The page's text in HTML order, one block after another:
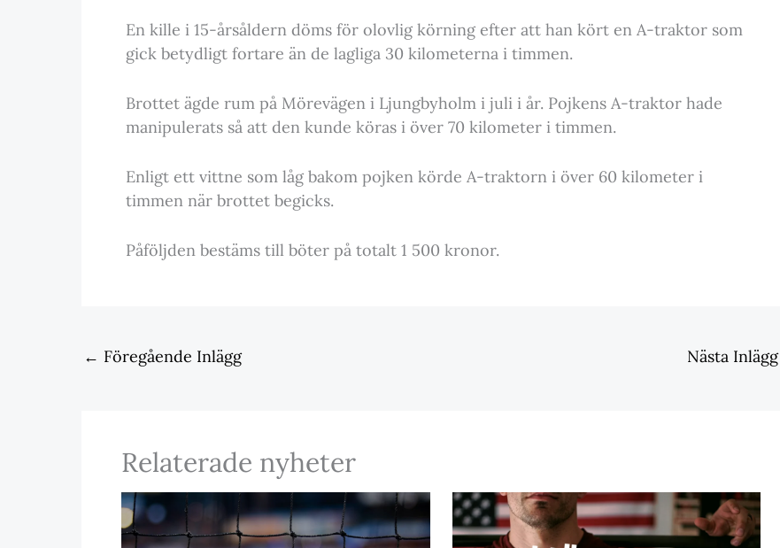
En kille i 15-årsåldern döms för olovlig körning efter att han kört en A-traktor som
gick betydligt fortare än de lagliga 30 kilometerna i timmen.
Brottet ägde rum på Mörevägen i Ljungbyholm i juli i år. Pojkens A-traktor hade
manipulerats så att den kunde köras i över 70 kilometer i timmen.
Enligt ett vittne som låg bakom pojken körde A-traktorn i över 60 kilometer i
timmen när brottet begicks.
Påföljden bestäms till böter på totalt 1 500 kronor.
← Föregående Inlägg Nästa Inlägg
Relaterade nyheter